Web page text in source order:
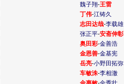
魏子翔-王雷
丁伟-江铸久
志田达哉-李载雄
张正平-安斋伸彰
奥田彩-金善浩
金恩善-金基宪
岳亮-小野田拓弥
车敏洙-李相澈